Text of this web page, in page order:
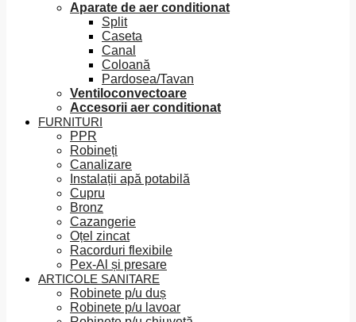
Aparate de aer conditionat
Split
Caseta
Canal
Coloană
Pardosea/Tavan
Ventiloconvectoare
Accesorii aer conditionat
FURNITURI
PPR
Robineți
Canalizare
Instalații apă potabilă
Cupru
Bronz
Cazangerie
Oțel zincat
Racorduri flexibile
Pex-Al și presare
ARTICOLE SANITARE
Robinete p/u duș
Robinete p/u lavoar